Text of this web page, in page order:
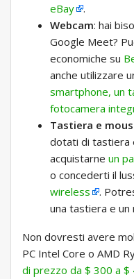
eBay
.
Webcam: hai
Google Meet?
economiche su
anche utilizzare
smartphone, un
fotocamera
Tastiera e
dotati di tastiera
acquistarne un
o concederti il
wireless
.
una tastiera e un
Non dovresti avere
PC Intel Core o AMD
di prezzo da $ 300 a $